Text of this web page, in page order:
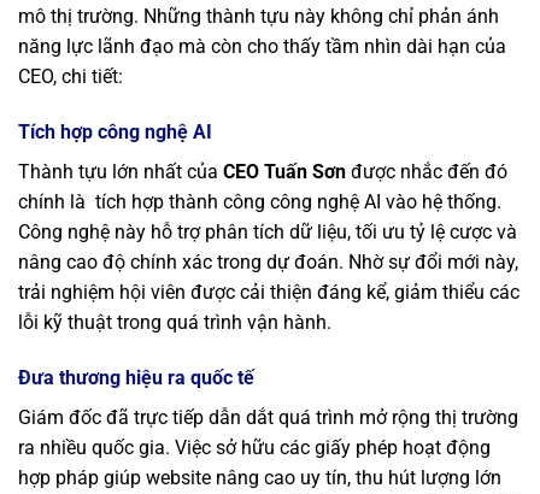
mô thị trường. Những thành tựu này không chỉ phản ánh
năng lực lãnh đạo mà còn cho thấy tầm nhìn dài hạn của
CEO, chi tiết:
Tích hợp công nghệ AI
Thành tựu lớn nhất của CEO Tuấn Sơn được nhắc đến đó
chính là tích hợp thành công công nghệ AI vào hệ thống.
Công nghệ này hỗ trợ phân tích dữ liệu, tối ưu tỷ lệ cược và
nâng cao độ chính xác trong dự đoán. Nhờ sự đổi mới này,
trải nghiệm hội viên được cải thiện đáng kể, giảm thiểu các
lỗi kỹ thuật trong quá trình vận hành.
Đưa thương hiệu ra quốc tế
Giám đốc đã trực tiếp dẫn dắt quá trình mở rộng thị trường
ra nhiều quốc gia. Việc sở hữu các giấy phép hoạt động
hợp pháp giúp website nâng cao uy tín, thu hút lượng lớn